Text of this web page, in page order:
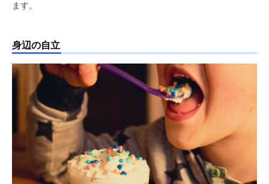
ます。
身辺の自立